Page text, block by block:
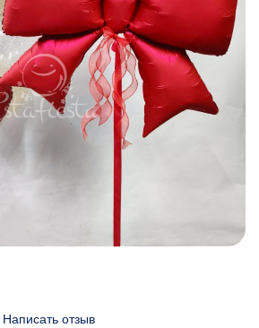
Написать отзыв